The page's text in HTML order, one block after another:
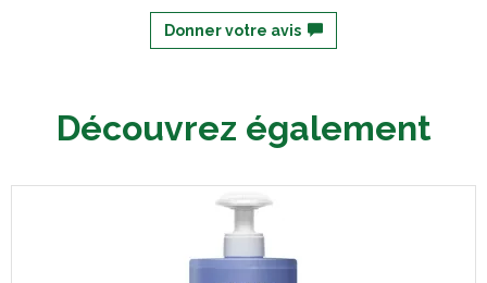
Donner votre avis
Découvrez également